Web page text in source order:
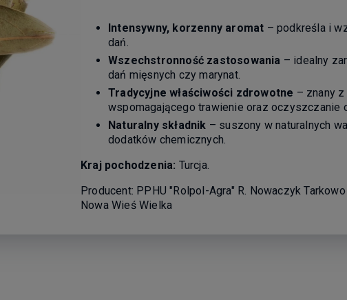
Intensywny, korzenny aromat – podkreśla i
dań.
Wszechstronność zastosowania – idealny
dań mięsnych czy marynat.
Tradycyjne właściwości zdrowotne – znany z
wspomagającego trawienie oraz oczyszczanie
Naturalny składnik – suszony w naturalnych
dodatków chemicznych.
Kraj pochodzenia: Turcja.
Producent: PPHU "Rolpol-Agra" R. Nowaczyk
Nowa Wieś Wielka